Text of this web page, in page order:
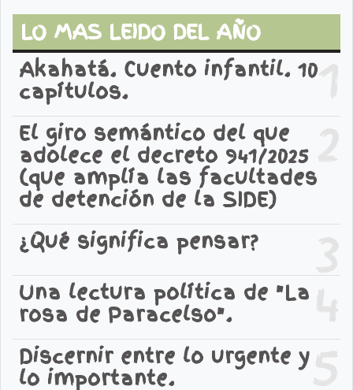
LO MAS LEIDO DEL AÑO
1
Akahatá. Cuento infantil. 10
capítulos.
2
El giro semántico del que
adolece el decreto 941/2025
(que amplía las facultades
de detención de la SIDE)
3
¿Qué significa pensar?
4
Una lectura política de "La
rosa de Paracelso".
5
Discernir entre lo urgente y
lo importante.